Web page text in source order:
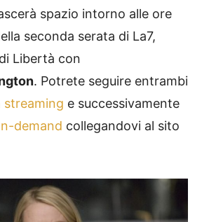
spazio intorno alle ore
seconda serata di La7,
Libertà con
. Potrete seguire entrambi
streaming e successivamente
demand collegandovi al sito